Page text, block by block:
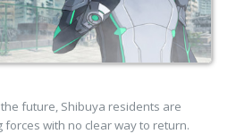
future, Shibuya residents are
with no clear way to return.